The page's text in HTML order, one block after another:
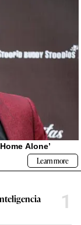
1